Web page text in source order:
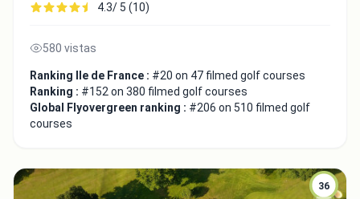
4.3/ 5 (10)
580 vistas
Ranking Ile de France : #20 on 47 filmed golf courses
Ranking : #152 on 380 filmed golf courses
Global Flyovergreen ranking : #206 on 510 filmed golf
courses
36